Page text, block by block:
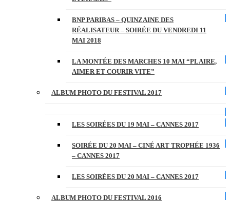
BNP PARIBAS – QUINZAINE DES
RÉALISATEUR – SOIRÉE DU VENDREDI 11
MAI 2018
LA MONTÉE DES MARCHES 10 MAI “PLAIRE,
AIMER ET COURIR VITE”
ALBUM PHOTO DU FESTIVAL 2017
LES SOIRÉES DU 19 MAI – CANNES 2017
SOIRÉE DU 20 MAI – CINÉ ART TROPHÉE 1936
– CANNES 2017
LES SOIRÉES DU 20 MAI – CANNES 2017
ALBUM PHOTO DU FESTIVAL 2016